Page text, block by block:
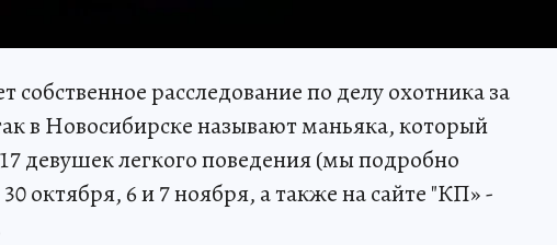
расследование по делу охотника за
в Новосибирске называют маньяка, который
девушек легкого поведения (мы подробно
октября, 6 и 7 ноября, а также на сайте "КП» -